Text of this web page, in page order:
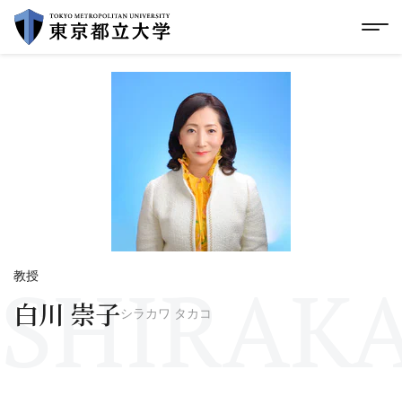
グローバルメニューにスキップ メ
教授
白川 崇子シラカワ タカコ